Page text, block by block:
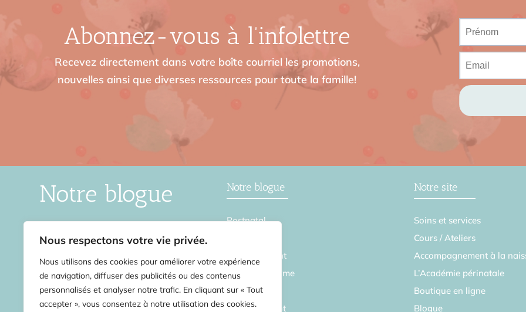
Nous respectons votre vie privée.
Nous utilisons des cookies pour améliorer votre expérience
de navigation, diffuser des publicités ou des contenus
personnalisés et analyser notre trafic. En cliquant sur « Tout
accepter », vous consentez à notre utilisation des cookies.
Abonnez-vous à l’infolettre
Recevez directement dans votre boîte courriel les promotions,
nouvelles ainsi que diverses ressources pour toute la famille!
Notre blogue
une ressource intéressante pour
apprendre davantage sur tout ce
qui touche la périnatalité.
Notre blogue
Postnatal
Accouchement
Remise en forme
Stress
Second parent
Notre site
Soins et services
Cours / Ateliers
Accompagnement à la
L’Académie périnatale
Boutique en ligne
Blogue